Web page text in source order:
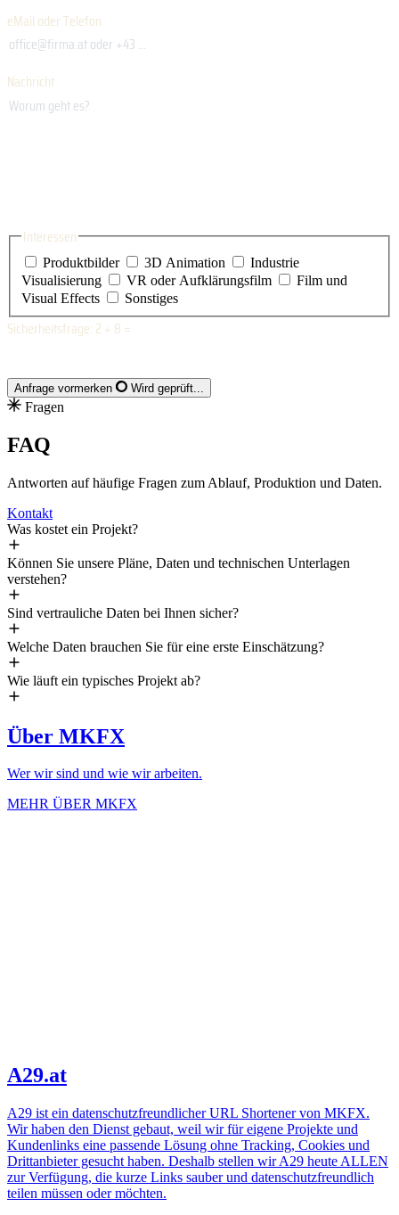
eMail oder Telefon
Nachricht
Interessen
Produktbilder 3D Animation
Industrie
Visualisierung
VR oder Aufklärungsfilm
Film und
Visual Effects
Sonstiges
Sicherheitsfrage: 2 + 8 =
Anfrage vormerken Wird geprüft...
Fragen
FAQ
Antworten auf häufige Fragen zum Ablauf, Produktion und Daten.
Kontakt
Was kostet ein Projekt?
Können Sie unsere Pläne, Daten und technischen Unterlagen
verstehen?
Sind vertrauliche Daten bei Ihnen sicher?
Welche Daten brauchen Sie für eine erste Einschätzung?
Wie läuft ein typisches Projekt ab?
Über MKFX
Wer wir sind und wie wir arbeiten.
MEHR ÜBER MKFX
A29.at
A29 ist ein datenschutzfreundlicher URL Shortener von MKFX.
Wir haben den Dienst gebaut, weil wir für eigene Projekte und
Kundenlinks eine passende Lösung ohne Tracking, Cookies und
Drittanbieter gesucht haben. Deshalb stellen wir A29 heute ALLEN
zur Verfügung, die kurze Links sauber und datenschutzfreundlich
teilen müssen oder möchten.